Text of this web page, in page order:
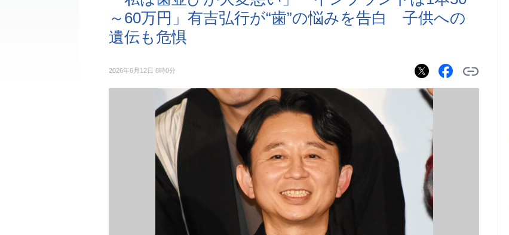
～60万円」有吉弘行が“歯”の悩みを告白 子供への
遺伝も危惧
2026年6月12日 8時0分